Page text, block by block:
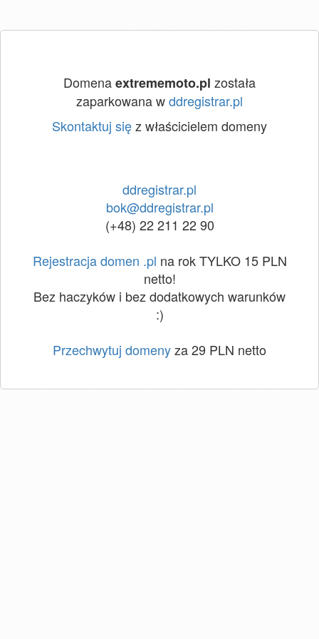
Domenaextrememoto.pl została
zaparkowana wddregistrar.pl
Skontaktuj sięz właścicielem domeny
ddregistrar.pl
bok@ddregistrar.pl
(+48) 22 211 22 90
Rejestracja domen .pl na rok TYLKO 15 PLN
netto!
Bez haczyków i bez dodatkowych warunków
:)
Przechwytuj domenyza 29 PLN netto